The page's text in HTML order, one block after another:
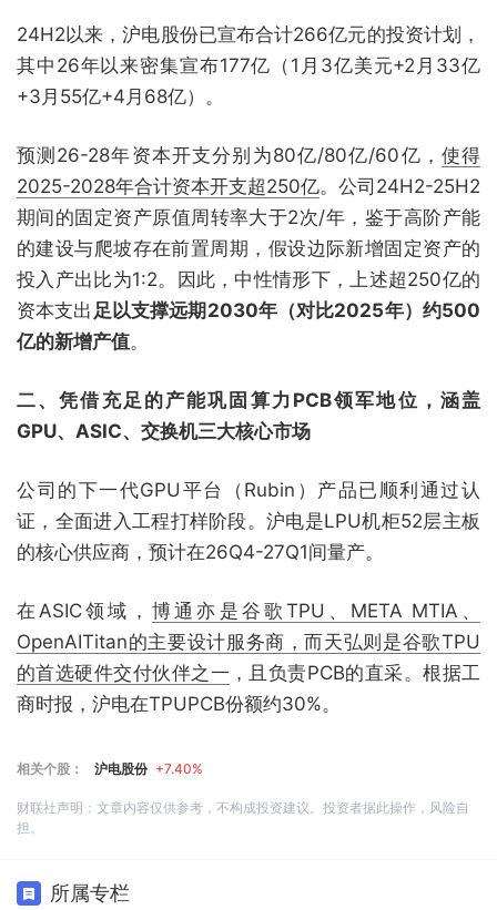
24H2以来，沪电股份已宣布合计266亿元的投资计划，
其中26年以来密集宣布177亿（1月3亿美元+2月33亿
+3月55亿+4月68亿）。
预测26-28年资本开支分别为80亿/80亿/60亿， 使得
2025-2028年合计资本开支超250亿。公司24H2-25H2
期间的固定资产原值周转率大于2次/年，鉴于高阶产能
的建设与爬坡存在前置周期，假设边际新增固定资产的
投入产出比为1:2。因此，中性情形下，上述超250亿的
资本支出 足以支撑远期2030年（对比2025年）约500
亿的新增产值。
二、凭借充足的产能巩固算力PCB领军地位，涵盖
GPU、ASIC、交换机三大核心市场
公司的下一代GPU平台（Rubin）产品已顺利通过认
证，全面进入工程打样阶段。沪电是LPU机柜52层主板
的核心供应商，预计在26Q4-27Q1间量产。
在ASIC领域，博通亦是谷歌TPU、META MTIA、
OpenAITitan的主要设计服务商，而天弘则是谷歌TPU
的首选硬件交付伙伴之一 ，且负责PCB的直采。根据工
商时报，沪电在TPUPCB份额约30%。
相关个股： 沪电股份 +7.40%
财联社声明：文章内容仅供参考，不构成投资建议。投资者据此操作，风险自
担。
所属专栏